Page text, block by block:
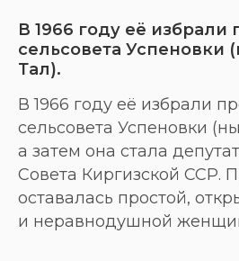
В 1966 году её
сельсовета Успеновки
Тал).
В 1966 году её избрали
сельсовета Успеновки
а затем она стала
Совета Киргизской ССР.
оставалась простой,
и неравнодушной